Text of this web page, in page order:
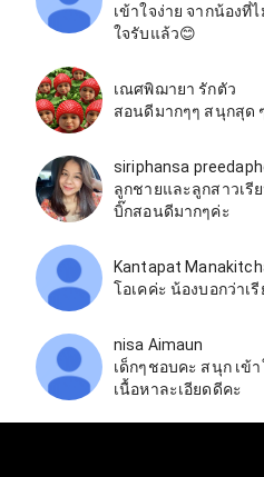
เข้าใจง่าย จากน้องที่
ใจรับแล้ว😊
เณศพิฌายา รักตัว
สอนดีมากๆๆ สนุกสุด
siriphansa​
ลูกชายและลูกสาวเ
บิ๊กสอนดีมากๆค่ะ
Kantapat
โอเคค่ะ น้องบอกว่าเ
nisa Aimaun
เด็กๆชอบคะ สนุก เข้
เนื้อหาละเอียดดีคะ